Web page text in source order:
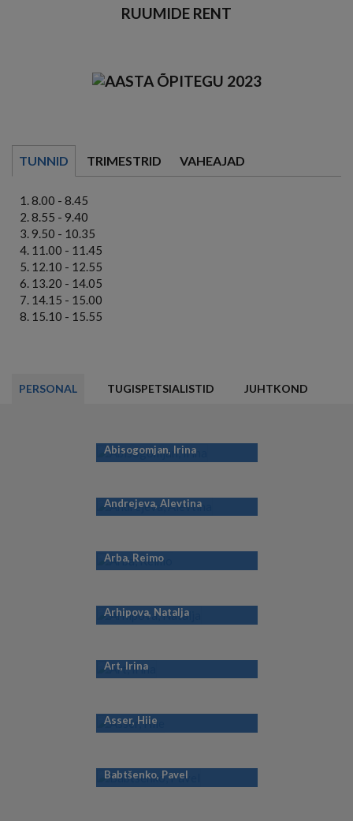
RUUMIDE RENT
TUNNID TRIMESTRID VAHEAJAD
8.00 - 8.45
8.55 - 9.40
9.50 - 10.35
11.00 - 11.45
12.10 - 12.55
13.20 - 14.05
14.15 - 15.00
15.10 - 15.55
PERSONAL TUGISPETSIALISTID JUHTKOND
Abisogomjan, Irina
Andrejeva, Alevtina
Arba, Reimo
Arhipova, Natalja
Art, Irina
Asser, Hiie
Babtšenko, Pavel